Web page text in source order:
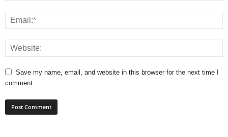
Save my name, email, and website in this browser for the next time I
comment.